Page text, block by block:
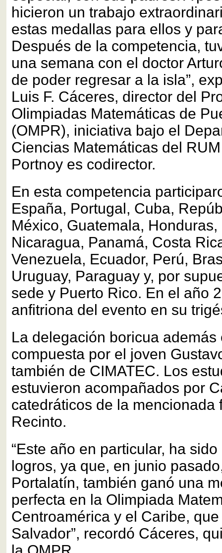
hicieron un trabajo
estas medallas para ellos y
Después de la competencia,
una semana con el doctor
de poder regresar a la isla”,
Luis F. Cáceres, director del
Olimpiadas Matemáticas de
(OMPR), iniciativa bajo el
Ciencias Matemáticas del
Portnoy es codirector.
En esta competencia
España, Portugal, Cuba,
México, Guatemala, Honduras,
Nicaragua, Panamá, Costa
Venezuela, Ecuador, Perú,
Uruguay, Paraguay y, por
sede y Puerto Rico. En el año
anfitriona del evento en su
La delegación boricua además
compuesta por el joven
también de CIMATEC. Los
estuvieron acompañados por
catedráticos de la mencionada
Recinto.
“Este año en particular, ha
logros, ya que, en junio
Portalatín, también ganó una
perfecta en la Olimpiada
Centroamérica y el Caribe,
Salvador”, recordó Cáceres,